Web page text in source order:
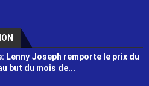
Lenny Joseph remporte le prix du
but du mois de...